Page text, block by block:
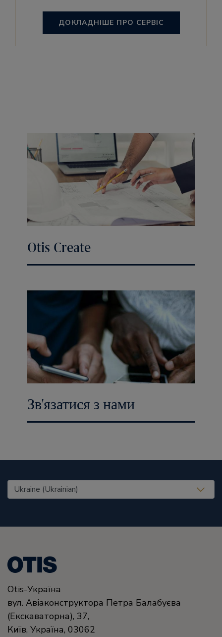
ДОКЛАДНІШЕ ПРО СЕРВІС
Otis Create
Зв'язатися з нами
United States (EN)
Otis-Україна
вул. Авіаконструктора Петра Балабуєва
(Екскаваторна), 37,
Київ, Україна, 03062